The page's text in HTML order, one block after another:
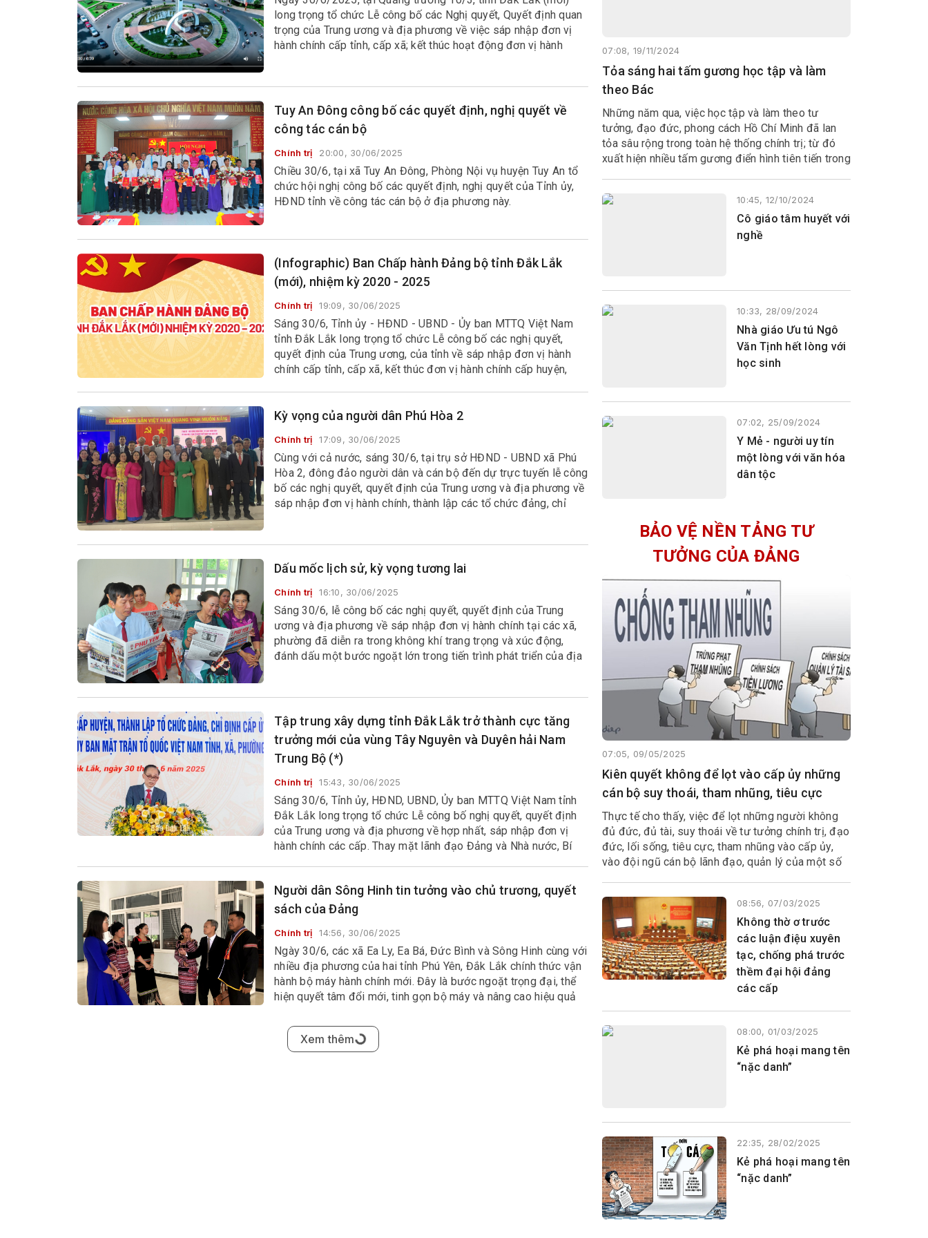
long trọng tổ chức Lễ công bố các Nghị quyết, Quyết định quan
trọng của Trung ương và địa phương về việc sáp nhập đơn vị
hành chính cấp tỉnh, cấp xã; kết thúc hoạt động đơn vị hành
Tuy An Đông công bố các quyết định, nghị quyết về
công tác cán bộ
Chính trị 20:00, 30/06/2025
Chiều 30/6, tại xã Tuy An Đông, Phòng Nội vụ huyện Tuy An tổ
chức hội nghị công bố các quyết định, nghị quyết của Tỉnh ủy,
HĐND tỉnh về công tác cán bộ ở địa phương này.
(Infographic) Ban Chấp hành Đảng bộ tỉnh Đắk Lắk
(mới), nhiệm kỳ 2020 - 2025
Chính trị 19:09, 30/06/2025
Sáng 30/6, Tỉnh ủy - HĐND - UBND - Ủy ban MTTQ Việt Nam
tỉnh Đắk Lắk long trọng tổ chức Lễ công bố các nghị quyết,
quyết định của Trung ương, của tỉnh về sáp nhập đơn vị hành
chính cấp tỉnh, cấp xã, kết thúc đơn vị hành chính cấp huyện,
Kỳ vọng của người dân Phú Hòa 2
Chính trị 17:09, 30/06/2025
Cùng với cả nước, sáng 30/6, tại trụ sở HĐND - UBND xã Phú
Hòa 2, đông đảo người dân và cán bộ đến dự trực tuyến lễ công
bố các nghị quyết, quyết định của Trung ương và địa phương về
sáp nhập đơn vị hành chính, thành lập các tổ chức đảng, chỉ
Dấu mốc lịch sử, kỳ vọng tương lai
Chính trị 16:10, 30/06/2025
Sáng 30/6, lễ công bố các nghị quyết, quyết định của Trung
ương và địa phương về sáp nhập đơn vị hành chính tại các xã,
phường đã diễn ra trong không khí trang trọng và xúc động,
đánh dấu một bước ngoặt lớn trong tiến trình phát triển của địa
Tập trung xây dựng tỉnh Đắk Lắk trở thành cực tăng
trưởng mới của vùng Tây Nguyên và Duyên hải Nam
Trung Bộ (*)
Chính trị 15:43, 30/06/2025
Sáng 30/6, Tỉnh ủy, HĐND, UBND, Ủy ban MTTQ Việt Nam tỉnh
Đắk Lắk long trọng tổ chức Lễ công bố nghị quyết, quyết định
của Trung ương và địa phương về hợp nhất, sáp nhập đơn vị
hành chính các cấp. Thay mặt lãnh đạo Đảng và Nhà nước, Bí
Người dân Sông Hinh tin tưởng vào chủ trương, quyết
sách của Đảng
Chính trị 14:56, 30/06/2025
Ngày 30/6, các xã Ea Ly, Ea Bá, Đức Bình và Sông Hinh cùng với
nhiều địa phương của hai tỉnh Phú Yên, Đắk Lắk chính thức vận
hành bộ máy hành chính mới. Đây là bước ngoặt trọng đại, thể
hiện quyết tâm đổi mới, tinh gọn bộ máy và nâng cao hiệu quả
Quyết tâm xây dựng tỉnh Đắk Lắk phát triển nhanh, bền
07:08, 19/11/2024
Tỏa sáng hai tấm gương học tập và làm
theo Bác
Những năm qua, việc học tập và làm theo tư
tưởng, đạo đức, phong cách Hồ Chí Minh đã lan
tỏa sâu rộng trong toàn hệ thống chính trị; từ đó
xuất hiện nhiều tấm gương điển hình tiên tiến trong
10:45, 12/10/2024
Cô giáo tâm huyết với
nghề
10:33, 28/09/2024
Nhà giáo Ưu tú Ngô
Văn Tịnh hết lòng với
học sinh
07:02, 25/09/2024
Y Mẻ - người uy tín
một lòng với văn hóa
dân tộc
BẢO VỆ NỀN TẢNG TƯ
TƯỞNG CỦA ĐẢNG
07:05, 09/05/2025
​​​​​​​Kiên quyết không để lọt vào cấp ủy những
cán bộ suy thoái, tham nhũng, tiêu cực
Thực tế cho thấy, việc để lọt những người không
đủ đức, đủ tài, suy thoái về tư tưởng chính trị, đạo
đức, lối sống, tiêu cực, tham nhũng vào cấp ủy,
vào đội ngũ cán bộ lãnh đạo, quản lý của một số
giảm uy tín của Đảng, tạo dư luận xấu trong xã
hội, gây phương hại đến niềm tin của Nhân dân.
08:56, 07/03/2025
Không thờ ơ trước
các luận điệu xuyên
tạc, chống phá trước
thềm đại hội đảng
các cấp
08:00, 01/03/2025
Kẻ phá hoại mang tên
“nặc danh”
22:35, 28/02/2025
Kẻ phá hoại mang tên
“nặc danh”